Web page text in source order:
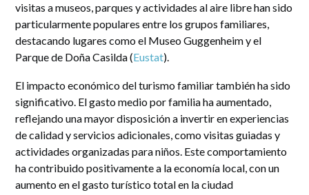
visitas a museos, parques y actividades al aire libre han sido
particularmente populares entre los grupos familiares,
destacando lugares como el Museo Guggenheim y el
Parque de Doña Casilda​ (Eustat)​.
El impacto económico del turismo familiar también ha sido
significativo. El gasto medio por familia ha aumentado,
reflejando una mayor disposición a invertir en experiencias
de calidad y servicios adicionales, como visitas guiadas y
actividades organizadas para niños. Este comportamiento
ha contribuido positivamente a la economía local, con un
aumento en el gasto turístico total en la ciudad​